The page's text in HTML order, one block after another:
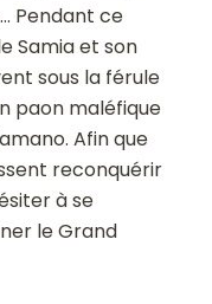
Pendant ce
Samia et son
sous la férule
paon maléfique
Afin que
reconquérir
à se
le Grand